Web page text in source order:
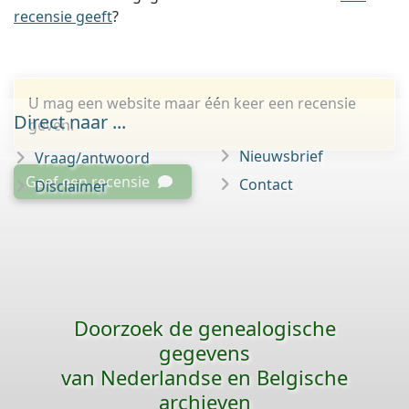
recensie geeft?
U mag een website maar één keer een recensie
geven.
Geef een recensie
Direct naar ...
Vraag/antwoord
Disclaimer
Nieuwsbrief
Contact
Doorzoek de genealogische
gegevens
van Nederlandse en Belgische
archieven